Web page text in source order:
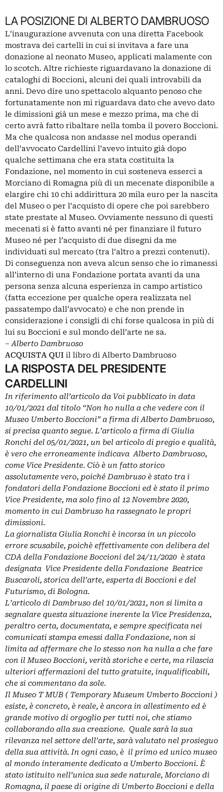
LA POSIZIONE DI ALBERTO DAMBRUOSO
L’inaugurazione avvenuta con una diretta Facebook
mostrava dei cartelli in cui si invitava a fare una
donazione al neonato Museo, applicati malamente con
lo scotch. Altre richieste riguardavano la donazione di
cataloghi di Boccioni, alcuni dei quali introvabili da
anni. Devo dire uno spettacolo alquanto penoso che
fortunatamente non mi riguardava dato che avevo dato
le dimissioni già un mese e mezzo prima, ma che di
certo avrà fatto ribaltare nella tomba il povero Boccioni.
Ma che qualcosa non andasse nel modus operandi
dell’avvocato Cardellini l’avevo intuito già dopo
qualche settimana che era stata costituita la
Fondazione, nel momento in cui sosteneva esserci a
Morciano di Romagna più di un mecenate disponibile a
elargire chi 10 chi addirittura 20 mila euro per la nascita
del Museo o per l’acquisto di opere che poi sarebbero
state prestate al Museo. Ovviamente nessuno di questi
mecenati si è fatto avanti né per finanziare il futuro
Museo né per l’acquisto di due disegni da me
individuati sul mercato (tra l’altro a prezzi contenuti).
Di conseguenza non aveva alcun senso che io rimanessi
all’interno di una Fondazione portata avanti da una
persona senza alcuna esperienza in campo artistico
(fatta eccezione per qualche opera realizzata nel
passatempo dall’avvocato) e che non prende in
considerazione i consigli di chi forse qualcosa in più di
lui su Boccioni e sul mondo dell’arte ne sa.
– Alberto Dambruoso
ACQUISTA QUI il libro di Alberto Dambruoso
LA RISPOSTA DEL PRESIDENTE
CARDELLINI
In riferimento all’articolo da Voi pubblicato in data
10/01/2021 dal titolo “Non ho nulla a che vedere con il
Museo Umberto Boccioni” a firma di Alberto Dambruoso,
si precisa quanto segue.L’articolo a firma di Giulia
Ronchi del 05/01/2021, un bel articolo di pregio e qualità,
è vero che erroneamente indicava Alberto Dambruoso,
come Vice Presidente. Ciò è un fatto storico
assolutamente vero, poiché Dambruso è stato tra i
fondatori della Fondazione Boccioni ed è stato il primo
Vice Presidente, ma solo fino al 12 Novembre 2020,
momento in cui Dambruso ha rassegnato le propri
dimissioni.
La giornalista Giulia Ronchi è incorsa in un piccolo
errore scusabile, poichè effettivamente con delibera del
CDA della Fondazione Boccioni del 24/11/2020 è stata
designata Vice Presidente della Fondazione Beatrice
Buscaroli, storica dell’arte, esperta di Boccioni e del
Futurismo, di Bologna.
L’articolo di Dambruso del 10/01/2021, non si limita a
segnalare questa situazione inerente la Vice Presidenza,
peraltro certa, documentata, e sempre specificata nei
comunicati stampa emessi dalla Fondazione, non si
limita ad affermare che lo stesso non ha nulla a che fare
con il Museo Boccioni, verità storiche e certe, ma rilascia
ulteriori affermazioni del tutto gratuite, inqualificabili,
che si commentano da sole.
Il Museo T MUB ( Temporary Museum Umberto Boccioni )
esiste, è concreto, è reale, è ancora in allestimento ed è
grande motivo di orgoglio per tutti noi, che stiamo
collaborando alla sua creazione. Quale sarà la sua
rilevanza nel settore dell’arte, sarà valutato nel prosieguo
della sua attività.In ogni caso, è il primo ed unico museo
al mondo interamente dedicato a Umberto Boccioni.È
stato istituito nell’unica sua sede naturale, Morciano di
Romagna, il paese di origine di Umberto Boccioni e della